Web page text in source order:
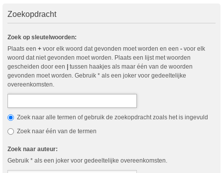
Zoekopdracht
Zoek op sleutelwoorden:
Plaats een + voor elk woord dat gevonden moet worden en een - voor elk
woord dat niet gevonden moet worden. Plaats een lijst met woorden
gescheiden door een | tussen haakjes als maar één van de woorden
gevonden moet worden. Gebruik * als een joker voor gedeeltelijke
overeenkomsten.
Zoek naar alle termen of gebruik de zoekopdracht zoals het is ingevuld
Zoek naar één van de termen
Zoek naar auteur:
Gebruik * als een joker voor gedeeltelijke overeenkomsten.